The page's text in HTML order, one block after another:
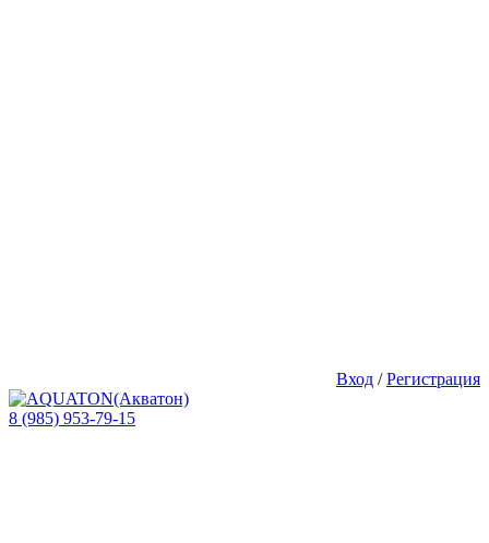
Вход /Регистрация
8 (985) 953-79-15